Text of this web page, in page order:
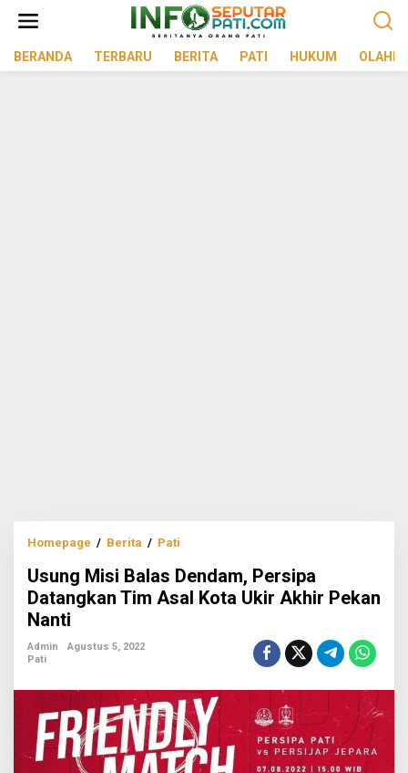
BERANDA
TERBARU BERITA PATI HUKUM
Homepage / Berita / Pati
Balas
Dendam,
Persipa
Ukir
Akhir
Pekan
Nanti
Usung Misi Balas Dendam, Persipa
Datangkan Tim Asal Kota Ukir Akhir Pekan
Nanti
Admin
Agustus 5, 2022
Pati